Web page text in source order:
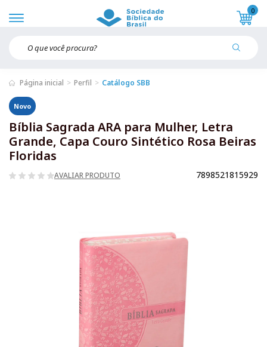
0
Página inicial Perfil Catálogo SBB
Novo
Bíblia Sagrada ARA para Mulher, Letra
Grande, Capa Couro Sintético Rosa Beiras
Floridas
AVALIAR PRODUTO 7898521815929